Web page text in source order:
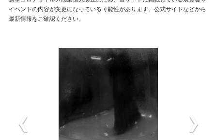
イベントの内容が変更になっている可能性があります。公式サイトなどから
最新情報をご確認ください。